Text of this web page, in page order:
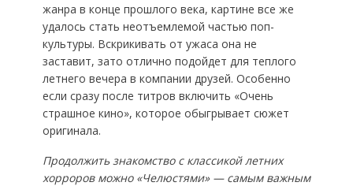
жанра в конце прошлого века, картине все же
удалось стать неотъемлемой частью поп-
культуры. Вскрикивать от ужаса она не
заставит, зато отлично подойдет для теплого
летнего вечера в компании друзей. Особенно
если сразу после титров включить «Очень
страшное кино», которое обыгрывает сюжет
оригинала.
Продолжить знакомство с классикой летних
хорроров можно «Челюстями» — самым важным